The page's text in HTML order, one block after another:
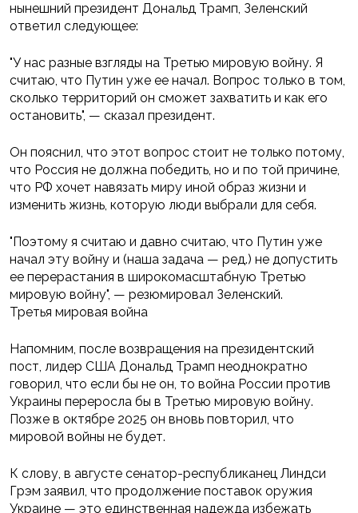
нынешний президент Дональд Трамп, Зеленский
ответил следующее:
"У нас разные взгляды на Третью мировую войну. Я
считаю, что Путин уже ее начал. Вопрос только в том,
сколько территорий он сможет захватить и как его
остановить", — сказал президент.
Он пояснил, что этот вопрос стоит не только потому,
что Россия не должна победить, но и по той причине,
что РФ хочет навязать миру иной образ жизни и
изменить жизнь, которую люди выбрали для себя.
"Поэтому я считаю и давно считаю, что Путин уже
начал эту войну и (наша задача — ред.) не допустить
ее перерастания в широкомасштабную Третью
мировую войну", — резюмировал Зеленский.
Третья мировая война
Напомним, после возвращения на президентский
пост, лидер США Дональд Трамп неоднократно
говорил, что если бы не он, то война России против
Украины переросла бы в Третью мировую войну.
Позже в октябре 2025 он вновь повторил, что
мировой войны не будет.
К слову, в августе сенатор-республиканец Линдси
Грэм заявил, что продолжение поставок оружия
Украине — это единственная надежда избежать